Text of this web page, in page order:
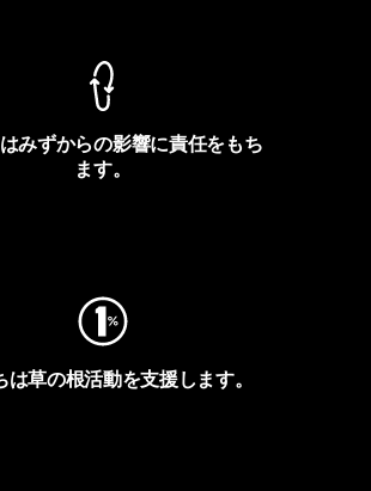
みずからの影響に責任をもち
ます。
は草の根活動を支援します。